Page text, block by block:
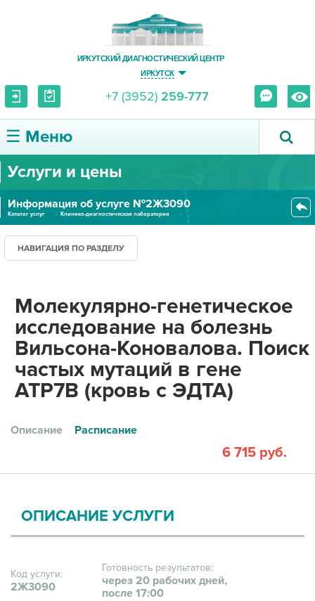
ИРКУТСКИЙ ДИАГНОСТИЧЕСКИЙ ЦЕНТР
ИРКУТСК
+7 (3952) 259-777
☰ Меню
О ЦЕНТРЕ
УСЛУГИ И ЦЕНЫ
ПАЦИЕНТУ
ПРАВОВАЯ ИНФОРМАЦИЯ
Услуги и цены
Информация об услуге №2Ж3090
Каталог услуг
Клинико-диагностическая лаборатория
Молекулярно-генетическое иссле...
НАВИГАЦИЯ ПО РАЗДЕЛУ
Молекулярно-генетическое
исследование на болезнь
Вильсона-Коновалова. Поиск
частых мутаций в гене
ATP7B (кровь с ЭДТА)
Описание Расписание
6 715 руб.
ОПИСАНИЕ УСЛУГИ
Код услуги:
2Ж3090
Готовность результатов:
через 20 рабочих дней,
после 17:00